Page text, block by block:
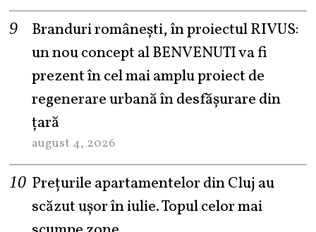
Branduri românești, în proiectul RIVUS:
un nou concept al BENVENUTI va fi
prezent în cel mai amplu proiect de
regenerare urbană în desfășurare din
țară
august 4, 2026
Prețurile apartamentelor din Cluj au
scăzut ușor în iulie. Topul celor mai